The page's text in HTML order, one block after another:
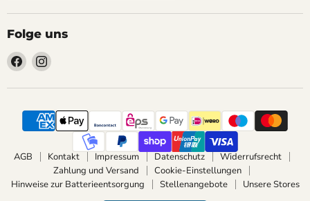
Folge uns
Finden
Sie
uns
Facebook
Finden
uns
Instagram
AGB Kontakt Impressum Datenschutz
Widerrufsrecht
Zahlung und Versand
Cookie-Einstellungen
Hinweise zur Batterieentsorgung
Stellenangebote Unsere Stores